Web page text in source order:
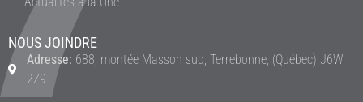
NOUS JOINDRE
Adresse: 688, montée Masson sud, Terrebonne, (Québec) J6W
2Z9